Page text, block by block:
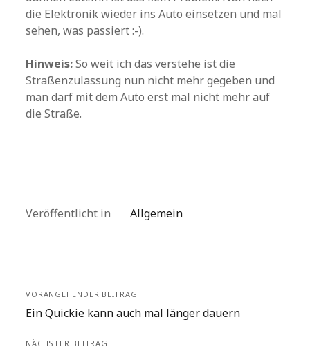
die Elektronik wieder ins Auto einsetzen und mal
sehen, was passiert :-).
Hinweis:So weit ich das verstehe ist die
Straßenzulassung nun nicht mehr gegeben und
man darf mit dem Auto erst mal nicht mehr auf
die Straße.
Veröffentlicht in Allgemein
VORANGEHENDER BEITRAG
Ein Quickie kann auch mal länger dauern
NÄCHSTER BEITRAG